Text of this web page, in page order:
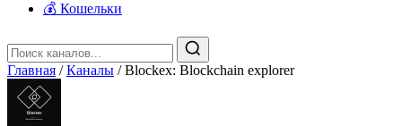
💰 Кошельки
Главная / Каналы / Blockex: Blockchain explorer